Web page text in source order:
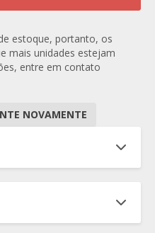
estoque, portanto, os
mais unidades estejam
entre em contato
NOVAMENTE